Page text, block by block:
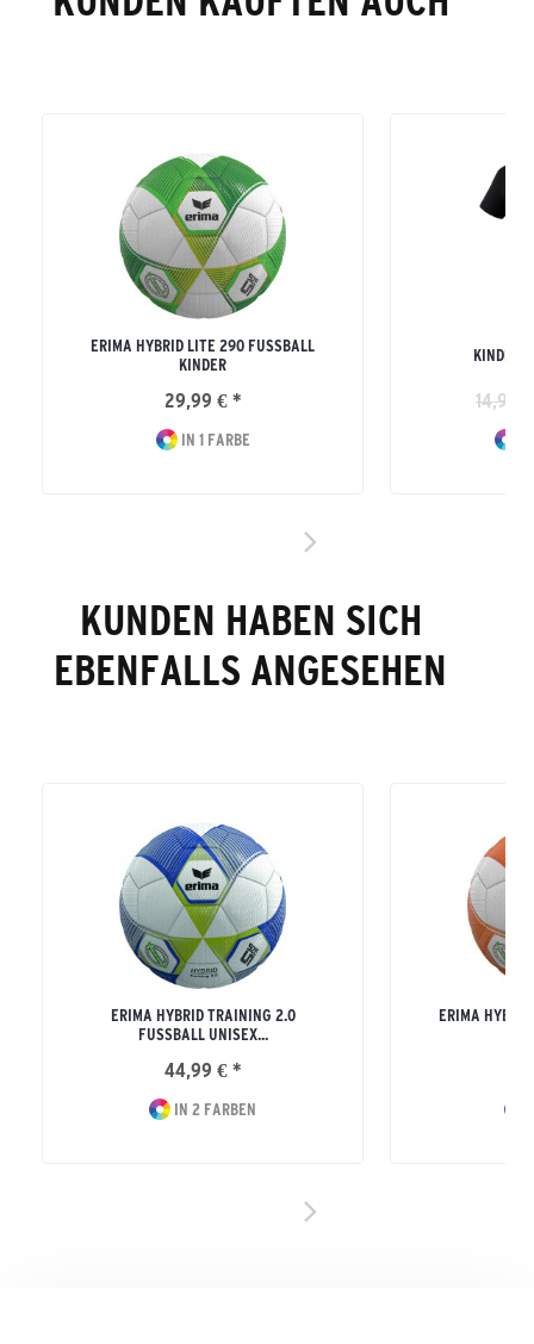
ERIMA HYBRID LITE 290 FUSSBALL K
INDER
29,99 € *
IN 1 FARBE
KINDER
14,99
KUNDEN HABEN SICH
EBENFALLS ANGESEHEN
ERIMA HYBRID TRAINING 2.0
FUSSBALL UNISEX...
44,99 € *
IN 2 FARBEN
ERIMA